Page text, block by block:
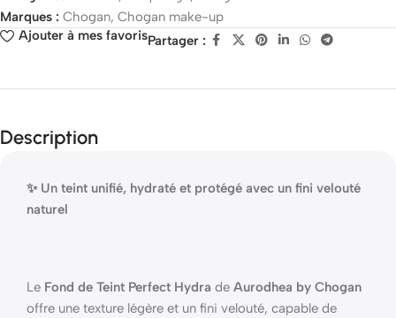
Marques : Chogan, Chogan make-up
Ajouter à mes favorisPartager :
Description
✨ Un teint unifié, hydraté et protégé avec un fini velouté
naturel
Le Fond de Teint Perfect Hydra de Aurodhea by Chogan
offre une texture légère et un fini velouté, capable de